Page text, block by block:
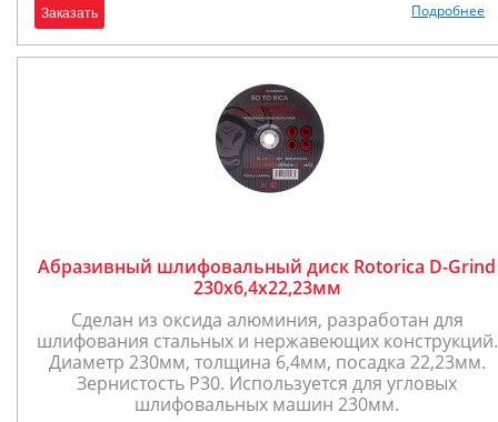
Заказать Подробнее
Абразивный шлифовальный диск Rotorica D-Grind
230x6,4х22,23мм
Сделан из оксида алюминия, разработан для
шлифования стальных и нержавеющих конструкций.
Диаметр 230мм, толщина 6,4мм, посадка 22,23мм.
Зернистость Р30. Используется для угловых
шлифовальных машин 230мм.